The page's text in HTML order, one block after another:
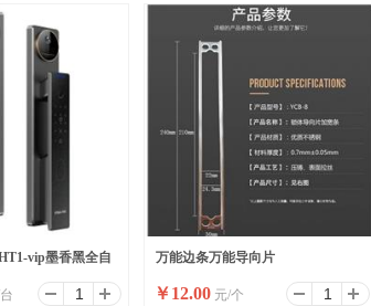
vip墨香黑全自 万能边条万能导向片
￥12.00 元/个